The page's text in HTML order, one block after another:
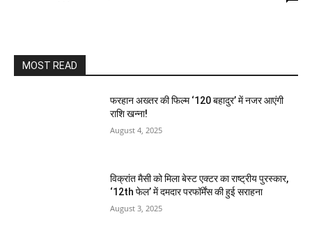
MOST READ
फरहान अख्तर की फिल्म ‘120 बहादुर’ में नजर आएंगी
राशि खन्ना!
August 4, 2025
विक्रांत मैसी को मिला बेस्ट एक्टर का राष्ट्रीय पुरस्कार,
‘12th फेल’ में दमदार परफॉर्मेंस की हुई सराहना
August 3, 2025